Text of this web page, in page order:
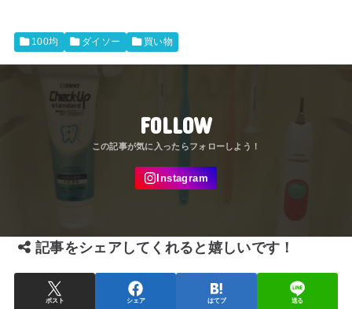
100均 ダイソー 買い物
FOLLOW
記事をシェアしてくれると嬉しいです！
ポスト シェア はてブ 送る